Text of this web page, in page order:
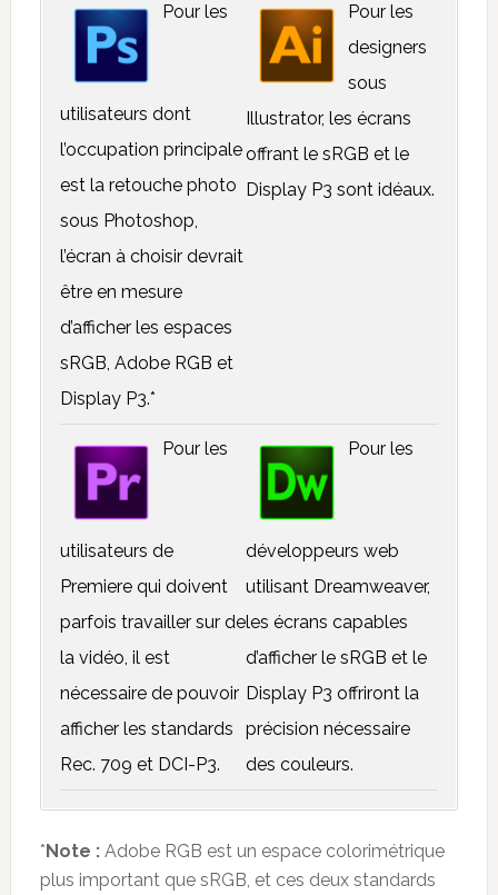
Pour les
utilisateurs dont
l’occupation principale
est la retouche photo
sous Photoshop,
l’écran à choisir devrait
être en mesure
d’afficher les espaces
sRGB, Adobe RGB et
Display P3.*
Pour les
designers
sous
Illustrator, les écrans
offrant le sRGB et le
Display P3 sont idéaux.
Pour les
utilisateurs de
Premiere qui doivent
parfois travailler sur de
la vidéo, il est
nécessaire de pouvoir
afficher les standards
Rec. 709 et DCI-P3.
Pour les
développeurs web
utilisant Dreamweaver,
les écrans capables
d’afficher le sRGB et le
Display P3 offriront la
précision nécessaire
des couleurs.
*Note :Adobe RGB est un espace colorimétrique
plus important que sRGB, et ces deux standards